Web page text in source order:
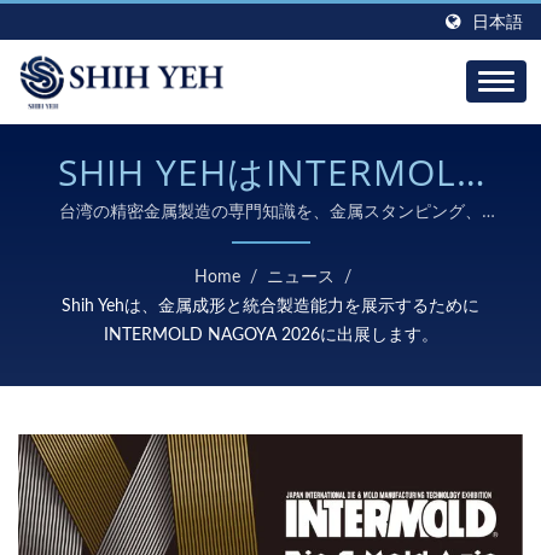
日本語
SHIH YEHはINTERMOLD
NAGOYA 2026で先進的な
金属加工を展示します。
台湾の精密金属製造の専門知識を、金属スタンピング、
CNC加工、半導体、海洋、産業用途向けの統合生産ソリュ
ーションで発見してください。
Home / ニュース
/
Shih Yehは、金属成形と統合製造能力を展示するために
INTERMOLD NAGOYA 2026に出展します。